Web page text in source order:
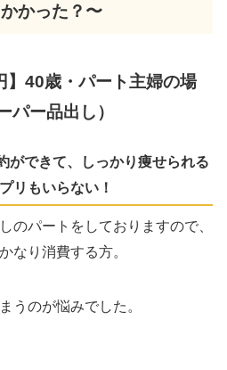
かった？〜
】40歳・パート主婦の場
パー品出し）
ができて、しっかり痩せられる
リもいらない！
のパートをしておりますので、
なり消費する方。
うのが悩みでした。